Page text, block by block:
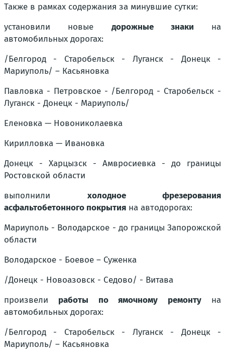
Также в рамках содержания за минувшие сутки:
установили новые дорожные знаки на
автомобильных дорогах:
/Белгород - Старобельск - Луганск - Донецк -
Мариуполь/ – Касьяновка
Павловка - Петровское - /Белгород - Старобельск -
Луганск - Донецк - Мариуполь/
Еленовка — Новониколаевка
Кирилловка — Ивановка
Донецк - Харцызск - Амвросиевка - до границы
Ростовской области
выполнили холодное фрезерования
асфальтобетонного покрытия на автодорогах:
Мариуполь - Володарское - до границы Запорожской
области
Володарское - Боевое – Суженка
/Донецк - Новоазовск - Седово/ - Витава
произвели работы по ямочному ремонтуна
автомобильных дорогах:
/Белгород - Старобельск - Луганск - Донецк -
Мариуполь/ – Касьяновка